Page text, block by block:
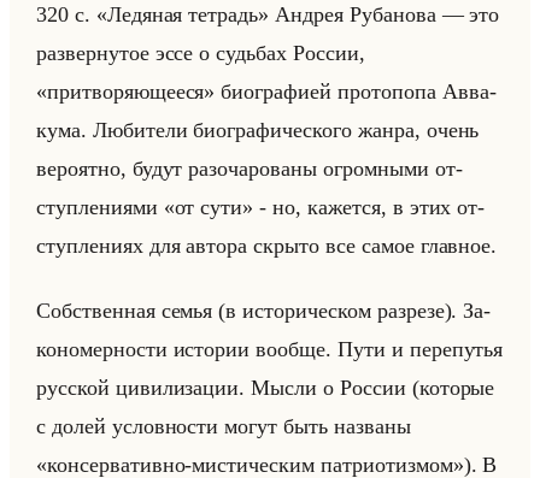
320 с. «Ледяная тетрадь» Ан­дрея Ру­ба­но­ва — это
раз­вер­ну­тое эссе о судьбах Рос­сии,
«притворяющееся» био­гра­фи­ей про­то­по­па Ав­ва­
ку­ма. Лю­би­те­ли био­гра­фи­че­ско­го жанра, очень
ве­ро­ят­но, будут разо­ча­ро­ва­ны огром­ны­ми от­
ступ­ле­ни­ями «от сути» - но, ка­жет­ся, в этих от­
ступ­ле­ни­ях для ав­то­ра скры­то все самое глав­ное.
Соб­ствен­ная семья (в ис­то­ри­че­ском раз­ре­зе). За­
ко­но­мер­но­сти ис­то­рии во­об­ще. Пути и пе­ре­пу­тья
рус­ской ци­ви­ли­за­ции. Мысли о Рос­сии (ко­то­рые
с долей услов­но­сти могут быть на­зва­ны
«консервативно-мистическим патриотизмом»). В